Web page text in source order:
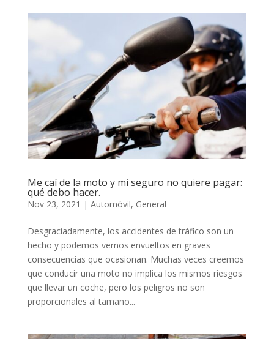
Me caí de la moto y mi seguro no quiere pagar:
qué debo hacer.
Nov 23, 2021 | Automóvil, General
Desgraciadamente, los accidentes de tráfico son un
hecho y podemos vernos envueltos en graves
consecuencias que ocasionan. Muchas veces creemos
que conducir una moto no implica los mismos riesgos
que llevar un coche, pero los peligros no son
proporcionales al tamaño...